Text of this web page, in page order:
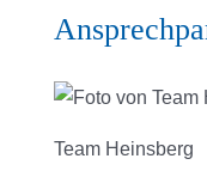
Team Heinsberg